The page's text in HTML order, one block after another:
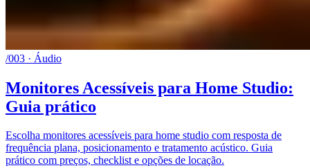
/003 · Áudio
Monitores Acessíveis para Home Studio:
Guia prático
Escolha monitores acessíveis para home studio com resposta de
frequência plana, posicionamento e tratamento acústico. Guia
prático com preços, checklist e opções de locação.